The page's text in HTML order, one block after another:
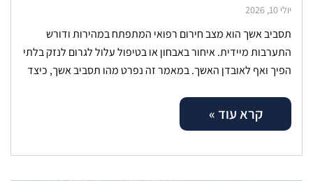
יולי 10, 2026
תסביב אשך הוא מצב חירום רפואי המתפתח במהירות ודורש
התערבות מיידית. איחור באבחון או בטיפול עלול לגרום לנזק בלתי
הפיך ואף לאובדן האשך. במאמר זה נפרט מהו תסביב אשך, כיצד
קרא עוד »